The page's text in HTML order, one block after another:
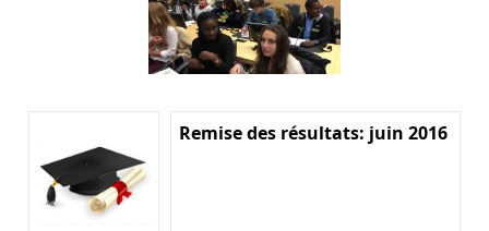
Remise des résultats: juin 2016